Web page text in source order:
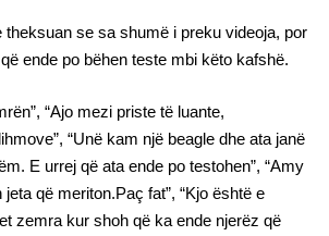
theksuan se sa shumë i preku videoja, por
ende po bëhen teste mbi këto kafshë.
“Ajo mezi priste të luante,
“Unë kam një beagle dhe ata janë
E urrej që ata ende po testohen”, “Amy
që meriton.Paç fat”, “Kjo është e
zemra kur shoh që ka ende njerëz që